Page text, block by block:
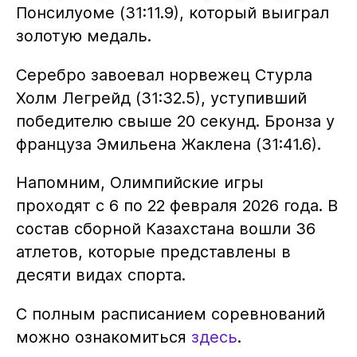
Понсилуоме (31:11.9), который выиграл
золотую медаль.
Серебро завоевал норвежец Стурла
Холм Легрейд (31:32.5), уступивший
победителю свыше 20 секунд. Бронза у
француза Эмильена Жаклена (31:41.6).
Напомним, Олимпийские игры
проходят с 6 по 22 февраля 2026 года. В
состав сборной Казахстана вошли 36
атлетов, которые представлены в
десяти видах спорта.
С полным расписанием соревнований
можно ознакомиться здесь.